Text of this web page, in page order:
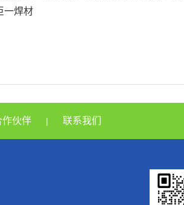
一焊材
作伙伴 | 联系我们